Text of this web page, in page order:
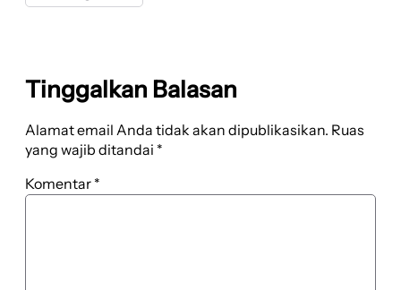
Tinggalkan Balasan
Alamat email Anda tidak akan dipublikasikan. Ruas
yang wajib ditandai *
Komentar *